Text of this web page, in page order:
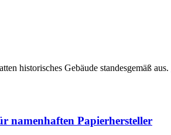
historisches Gebäude standesgemäß aus.
namenhaften Papierhersteller